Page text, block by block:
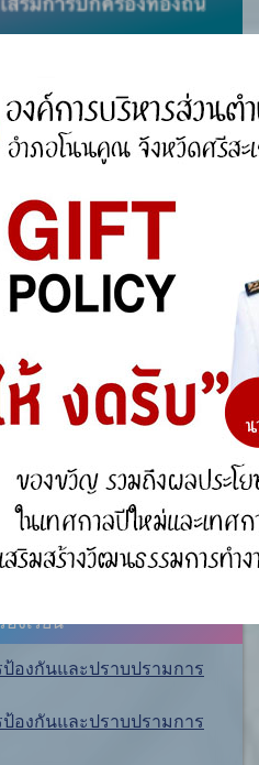
งเรียน
องกันและปราบปรามการ
องกันและปราบปรามการ